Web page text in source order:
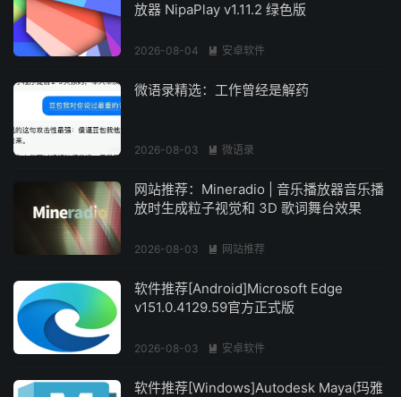
放器 NipaPlay v1.11.2 绿色版
2026-08-04  安卓软件
微语录精选：工作曾经是解药
2026-08-03  微语录
网站推荐：Mineradio | 音乐播放器音乐播
放时生成粒子视觉和 3D 歌词舞台效果
2026-08-03  网站推荐
软件推荐[Android]Microsoft Edge
v151.0.4129.59官方正式版
2026-08-03  安卓软件
软件推荐[Windows]Autodesk Maya(玛雅